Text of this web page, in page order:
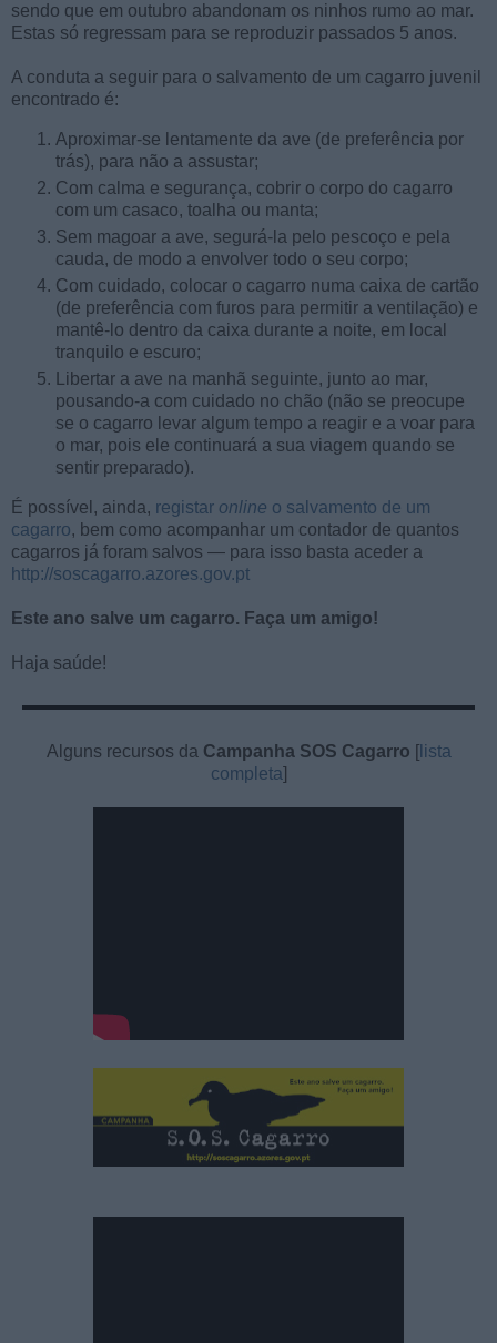
sendo que em outubro abandonam os ninhos rumo ao mar.
Estas só regressam para se reproduzir passados 5 anos.
A conduta a seguir para o salvamento de um cagarro juvenil
encontrado é:
Aproximar-se lentamente da ave (de preferência por
trás), para não a assustar;
Com calma e segurança, cobrir o corpo do cagarro
com um casaco, toalha ou manta;
Sem magoar a ave, segurá-la pelo pescoço e pela
cauda, de modo a envolver todo o seu corpo;
Com cuidado, colocar o cagarro numa caixa de cartão
(de preferência com furos para permitir a ventilação) e
mantê-lo dentro da caixa durante a noite, em local
tranquilo e escuro;
Libertar a ave na manhã seguinte, junto ao mar,
pousando-a com cuidado no chão (não se preocupe
se o cagarro levar algum tempo a reagir e a voar para
o mar, pois ele continuará a sua viagem quando se
sentir preparado).
É possível, ainda, registar online o salvamento de um
cagarro, bem como acompanhar um contador de quantos
cagarros já foram salvos — para isso basta aceder a
http://soscagarro.azores.gov.pt
Este ano salve um cagarro. Faça um amigo!
Haja saúde!
Alguns recursos da Campanha SOS Cagarro [lista
completa]